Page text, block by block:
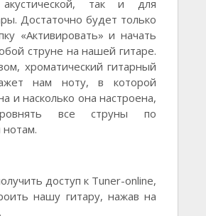
акустической, так и для
Достаточно будет только
«Активировать» и начать
струне на нашей гитаре.
хроматический гитарный
нам ноту, в которой
и насколько она настроена,
все струны по
доступ к Tuner-online,
нашу гитару, нажав на